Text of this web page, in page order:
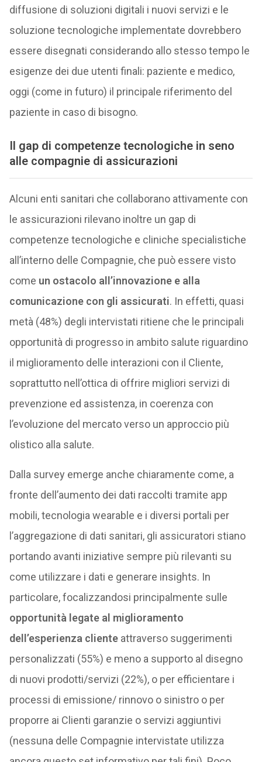
diffusione di soluzioni digitali i nuovi servizi e le
soluzione tecnologiche implementate dovrebbero
essere disegnati considerando allo stesso tempo le
esigenze dei due utenti finali: paziente e medico,
oggi (come in futuro) il principale riferimento del
paziente in caso di bisogno.
Il gap di competenze tecnologiche in seno
alle compagnie di assicurazioni
Alcuni enti sanitari che collaborano attivamente con
le assicurazioni rilevano inoltre un gap di
competenze tecnologiche e cliniche specialistiche
all’interno delle Compagnie, che può essere visto
come un ostacolo all’innovazione e alla
comunicazione con gli assicurati. In effetti, quasi
metà (48%) degli intervistati ritiene che le principali
opportunità di progresso in ambito salute riguardino
il miglioramento delle interazioni con il Cliente,
soprattutto nell’ottica di offrire migliori servizi di
prevenzione ed assistenza, in coerenza con
l’evoluzione del mercato verso un approccio più
olistico alla salute.
Dalla survey emerge anche chiaramente come, a
fronte dell’aumento dei dati raccolti tramite app
mobili, tecnologia wearable e i diversi portali per
l’aggregazione di dati sanitari, gli assicuratori stiano
portando avanti iniziative sempre più rilevanti su
come utilizzare i dati e generare insights. In
particolare, focalizzandosi principalmente sulle
opportunità legate al miglioramento
dell’esperienza clienteattraverso suggerimenti
personalizzati (55%) e meno a supporto al disegno
di nuovi prodotti/servizi (22%), o per efficientare i
processi di emissione/ rinnovo o sinistro o per
proporre ai Clienti garanzie o servizi aggiuntivi
(nessuna delle Compagnie intervistate utilizza